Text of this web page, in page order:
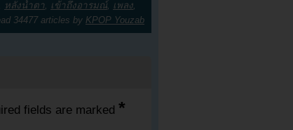
หลั่งน้ำตา เข้าถึงอารมณ์ เพลง
34477 articles by KPOP Youzab
fields are marked *